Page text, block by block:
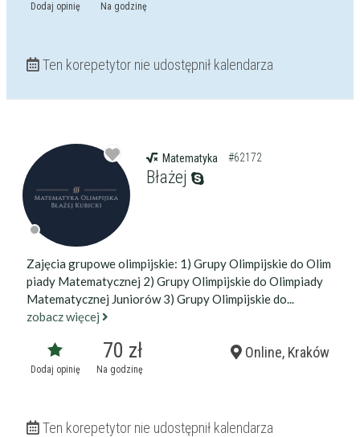
Dodaj opinię Na godzinę
Ten korepetytor nie udostępnił kalendarza
Matematyka #62172
Błażej
Zajęcia grupowe olimpijskie: 1) Grupy Olimpijskie do Olim
piady Matematycznej 2) Grupy Olimpijskie do Olimpiady
Matematycznej Juniorów 3) Grupy Olimpijskie do...
zobacz więcej
Dodaj opinię
70 zł
Na godzinę
Online, Kraków
Ten korepetytor nie udostępnił kalendarza